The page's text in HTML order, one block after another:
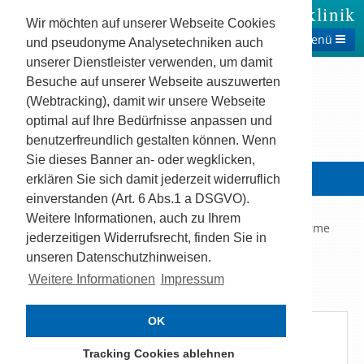
Wir möchten auf unserer Webseite Cookies
und pseudonyme Analysetechniken auch
unserer Dienstleister verwenden, um damit
Besuche auf unserer Webseite auszuwerten
(Webtracking), damit wir unsere Webseite
optimal auf Ihre Bedürfnisse anpassen und
benutzerfreundlich gestalten können. Wenn
Sie dieses Banner an- oder wegklicken,
erklären Sie sich damit jederzeit widerruflich
einverstanden (Art. 6 Abs.1 a DSGVO).
Weitere Informationen, auch zu Ihrem
jederzeitigen Widerrufsrecht, finden Sie in
unseren Datenschutzhinweisen.
Weitere Informationen
Impressum
OK
Tracking Cookies ablehnen
Theresienklinik
Menü
ANKOMMEN & WOHLFÜHLEN…
Die Theresienklinik ist über einen komfortablen,
wetterunabhängigen Zugang mit der Vita Classica Therme
verbunden.
‹ ›
IHR WEG ZU UNS